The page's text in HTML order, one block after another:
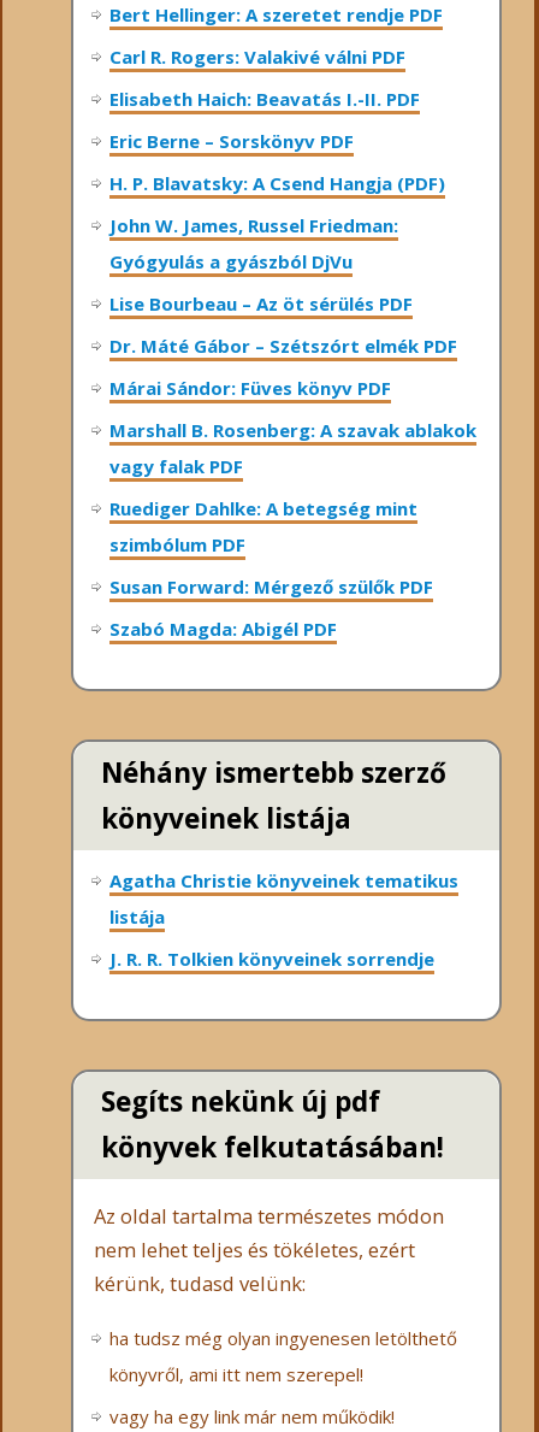
Bert Hellinger: A ​szeretet rendje PDF
Carl R. Rogers: Valakivé válni PDF
Elisabeth Haich: Beavatás I.-II. PDF
Eric Berne – Sorskönyv PDF
H. P. Blavatsky: A Csend Hangja (PDF)
John W. James, Russel Friedman:
Gyógyulás a gyászból DjVu
Lise Bourbeau – Az öt sérülés PDF
Dr. Máté Gábor – Szétszórt elmék PDF
Márai Sándor: Füves könyv PDF
Marshall B. Rosenberg: A szavak ablakok
vagy falak PDF
Ruediger Dahlke: A betegség mint
szimbólum PDF
Susan Forward: Mérgező szülők PDF
Szabó Magda: Abigél PDF
Néhány ismertebb szerző
könyveinek listája
Agatha Christie könyveinek tematikus
listája
J. R. R. Tolkien könyveinek sorrendje
Segíts nekünk új pdf
könyvek felkutatásában!
Az oldal tartalma természetes módon
nem lehet teljes és tökéletes, ezért
kérünk, tudasd velünk:
ha tudsz még olyan ingyenesen letölthető
könyvről, ami itt nem szerepel!
vagy ha egy link már nem működik!